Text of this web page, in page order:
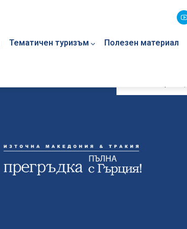
Тематичен туризъм Полезен материал